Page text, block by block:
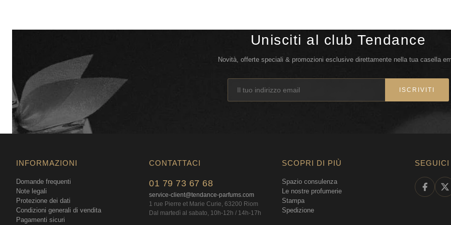
Unisciti al club Tendance
Novità, offerte speciali & promozioni esclusive direttamente nella tua casella
ISCRIVITI
INFORMAZIONI
Domande frequenti
Note legali
Protezione dei dati
Condizioni generali di vendita
Pagamenti sicuri
CONTATTACI
01 79 73 67 68
service-client@tendance-parfums.com
1 rue Pierre et Marie Curie, 63200 Riom
Dal martedì al sabato, 10h-12h / 14h-17h
SCOPRI DI PIÙ
Spazio consulenza
Le nostre profumerie
Stampa
Spedizione
SEGUICI